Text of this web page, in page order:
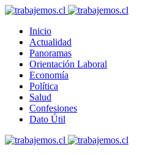
Inicio
Actualidad
Panoramas
Orientación Laboral
Economía
Política
Salud
Confesiones
Dato Útil